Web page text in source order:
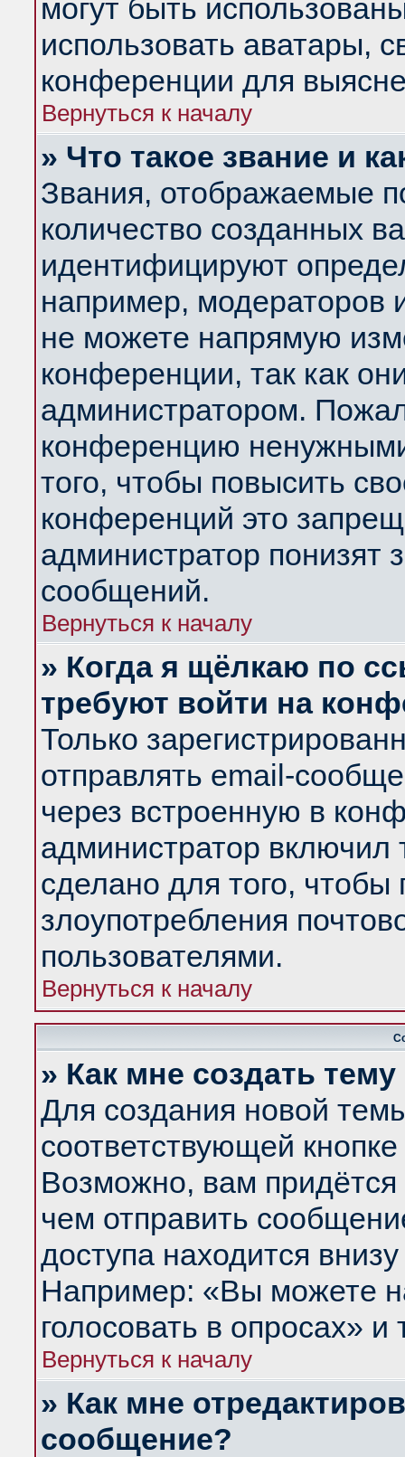
могут быть
использовать аватары,
конференции для
Вернуться к началу
» Что такое звание и
Звания, отображаемые
количество созданных
идентифицируют
например, модераторов
не можете напрямую
конференции, так как
администратором.
конференцию
того, чтобы повысить
конференций это
администратор понизят
сообщений.
Вернуться к началу
» Когда я щёлкаю по
требуют войти на
Только
отправлять email-
через встроенную в
администратор
сделано для того, чтобы
злоупотребления
пользователями.
Вернуться к началу
» Как мне создать
Для создания новой
соответствующей
Возможно, вам придётся
чем отправить
доступа находится
Например: «Вы можете
голосовать в опросах» и
Вернуться к началу
» Как мне
сообщение?